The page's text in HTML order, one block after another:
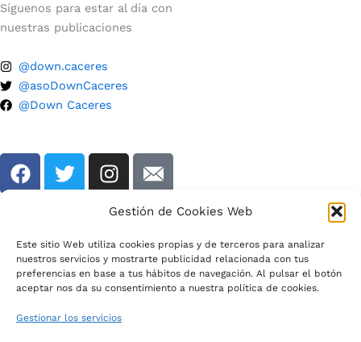
Gestión de Cookies Web
Este sitio Web utiliza cookies propias y de terceros para analizar
nuestros servicios y mostrarte publicidad relacionada con tus
preferencias en base a tus hábitos de navegación. Al pulsar el botón
aceptar nos da su consentimiento a nuestra política de cookies.
Gestionar los servicios
Síguenos para estar al día con
nuestras publicaciones
@down.caceres
@asoDownCaceres
@Down Caceres
F
a
b
o
o
T
w
t
e
r
I
n
s
t
a
g
r
m
Contacto